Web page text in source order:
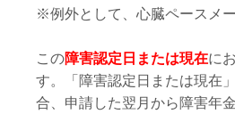
※例外として、心臓ペースメ
この障害認定日または現在に
す。「障害認定日または現在
合、申請した翌月から障害年